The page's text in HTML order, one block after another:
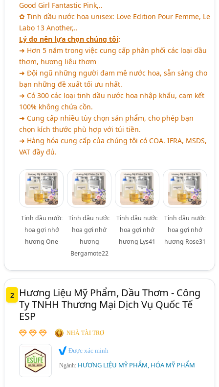
Good Girl Fantastic Pink,..
✿ Tinh dầu nước hoa unisex: Love Edition Pour Femme, Le
Labo 13 Another,..
Lý do nên lựa chọn chúng tôi:
➜ Hơn 5 năm trong việc cung cấp phân phối các loại dầu
thơm, hương liệu thơm
➜ Đội ngũ những người đam mê nước hoa, sẵn sàng cho
bạn những đề xuất tối ưu nhất.
➜ Có 300 các loại tinh dầu nước hoa nhập khẩu, cam kết
100% không chứa cồn.
➜ Cung cấp nhiều tùy chọn sản phẩm, cho phép bạn
chọn kích thước phù hợp với túi tiền.
➜ Hàng hóa cung cấp của chúng tôi có COA. IFRA, MSDS,
VAT đầy đủ.
Tinh dầu nước
hoa gợi nhớ
hương One
Tinh dầu nước
hoa gợi nhớ
hương
Bergamote22
Tinh dầu nước
hoa gợi nhớ
hương Lys41
Tinh dầu nước
hoa gợi nhớ
hương Rose31
2
Hương Liệu Mỹ Phẩm, Dầu Thơm - Công
Ty TNHH Thương Mại Dịch Vụ Quốc Tế
ESP
NHÀ TÀI TRỢ
Được xác minh
Ngành: HƯƠNG LIỆU MỸ PHẨM, HÓA MỸ PHẨM